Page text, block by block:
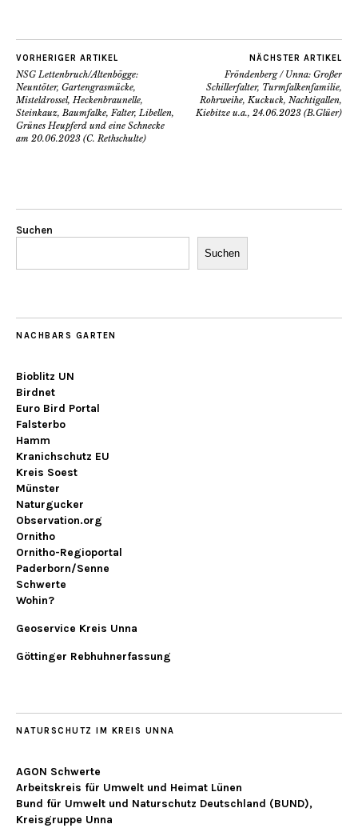
VORHERIGER ARTIKEL
NSG Lettenbruch/Altenbögge:
Neuntöter, Gartengrasmücke,
Misteldrossel, Heckenbraunelle,
Steinkauz, Baumfalke, Falter, Libellen,
Grünes Heupferd und eine Schnecke
am 20.06.2023 (C. Rethschulte)
NÄCHSTER ARTIKEL
Fröndenberg / Unna: Großer
Schillerfalter, Turmfalkenfamilie,
Rohrweihe, Kuckuck, Nachtigallen,
Kiebitze u.a., 24.06.2023 (B.Glüer)
Suchen
Suchen
NACHBARS GARTEN
Bioblitz UN
Birdnet
Euro Bird Portal
Falsterbo
Hamm
Kranichschutz EU
Kreis Soest
Münster
Naturgucker
Observation.org
Ornitho
Ornitho-Regioportal
Paderborn/Senne
Schwerte
Wohin?
Geoservice Kreis Unna
Göttinger Rebhuhnerfassung
NATURSCHUTZ IM KREIS UNNA
AGON Schwerte
Arbeitskreis für Umwelt und Heimat Lünen
Bund für Umwelt und Naturschutz Deutschland (BUND),
Kreisgruppe Unna